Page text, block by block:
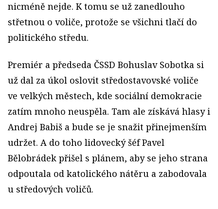
nicméně nejde. K tomu se už zanedlouho
střetnou o voliče, protože se všichni tlačí do
politického středu.
Premiér a předseda ČSSD Bohuslav Sobotka si
už dal za úkol oslovit středostavovské voliče
ve velkých městech, kde sociální demokracie
zatím mnoho neuspěla. Tam ale získává hlasy i
Andrej Babiš a bude se je snažit přinejmenším
udržet. A do toho lidovecký šéf Pavel
Bělobrádek přišel s plánem, aby se jeho strana
odpoutala od katolického nátěru a zabodovala
u středových voličů.